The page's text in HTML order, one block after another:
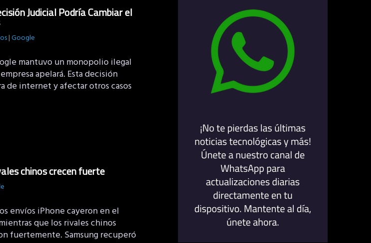
Judicial Podría Cambiar el
|Google
mantuvo un monopolio ilegal
apelará. Esta decisión
de internet y afectar otros casos
chinos crecen fuerte
envíos iPhone cayeron en el
que los rivales chinos
fuertemente. Samsung recuperó